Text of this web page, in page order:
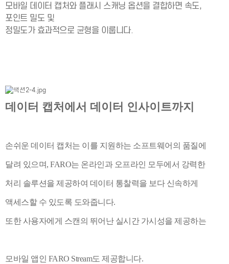
모바일 데이터 캡처와 플래시 스캐닝 옵션을 결합하면 속도,
포인트 밀도 및
정밀도가 효과적으로 균형을 이룹니다.
데이터 캡처에서 데이터 인사이트까지
손쉬운 데이터 캡처는 이를 지원하는 소프트웨어의 품질에
달려 있으며, FARO는 온라인과 오프라인 모두에서 강력한
처리 솔루션을 제공하여 데이터 통찰력을 보다 신속하게
액세스할 수 있도록 도와줍니다.
또한 사용자에게 스캔의 뛰어난 실시간 가시성을 제공하는
모바일 앱인 FARO Stream도 제공합니다.